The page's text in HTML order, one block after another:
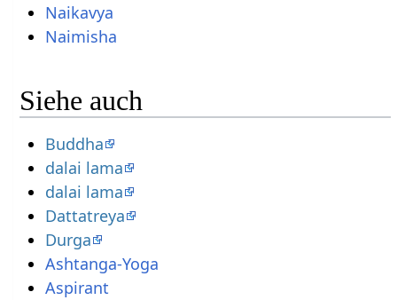
Naikavya
Naimisha
Siehe auch
Buddha
dalai lama
dalai lama
Dattatreya
Durga
Ashtanga-Yoga
Aspirant